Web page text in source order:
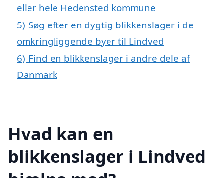
eller hele Hedensted kommune
5) Søg efter en dygtig blikkenslager i de
omkringliggende byer til Lindved
6) Find en blikkenslager i andre dele af
Danmark
Hvad kan en
blikkenslager i Lindved